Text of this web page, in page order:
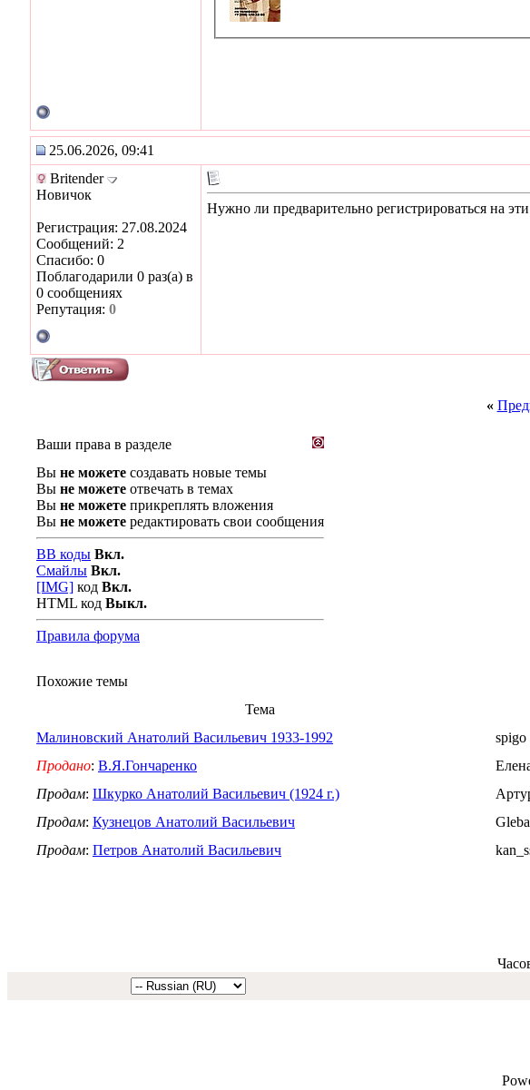
25.06.2026, 09:41
Britender
Новичок
Регистрация: 27.08.2024
Сообщений: 2
Спасибо: 0
Поблагодарили 0 раз(а) в
0 сообщениях
Репутация: 0
Нужно ли предварительно регистрироваться на
«
Ваши права в разделе
Вы не можете создавать новые темы
Вы не можете отвечать в темах
Вы не можете прикреплять вложения
Вы не можете редактировать свои сообщения
BB коды Вкл.
Смайлы Вкл.
[IMG] код Вкл.
HTML код Выкл.
Правила форума
Похожие темы
Тема
Малиновский Анатолий Васильевич 1933-1992
spigo
Продано: В.Я.Гончаренко
Продам: Шкурко Анатолий Васильевич (1924 г.)
Продам: Кузнецов Анатолий Васильевич
Продам: Петров Анатолий Васильевич